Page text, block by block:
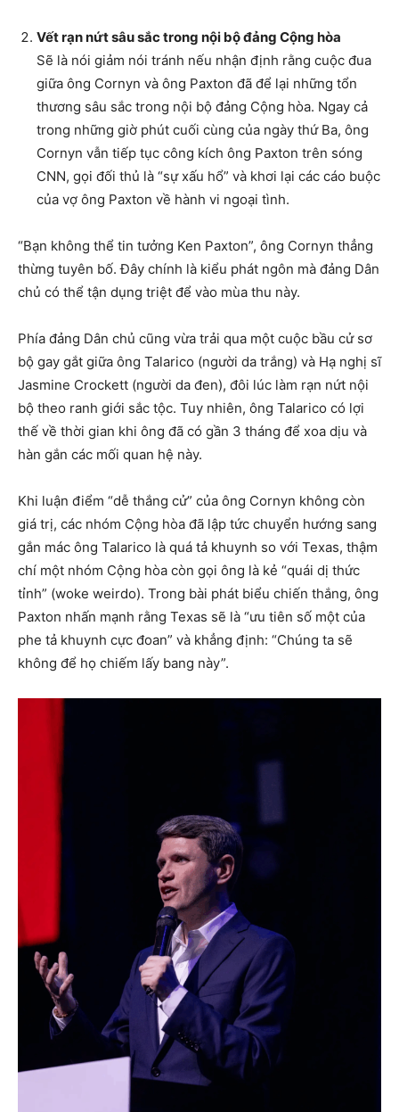
Vết rạn nứt sâu sắc trong nội bộ đảng Cộng hòa
Sẽ là nói giảm nói tránh nếu nhận định rằng cuộc đua
giữa ông Cornyn và ông Paxton đã để lại những tổn
thương sâu sắc trong nội bộ đảng Cộng hòa. Ngay cả
trong những giờ phút cuối cùng của ngày thứ Ba, ông
Cornyn vẫn tiếp tục công kích ông Paxton trên sóng
CNN, gọi đối thủ là “sự xấu hổ” và khơi lại các cáo buộc
của vợ ông Paxton về hành vi ngoại tình.
“Bạn không thể tin tưởng Ken Paxton”, ông Cornyn thẳng
thừng tuyên bố. Đây chính là kiểu phát ngôn mà đảng Dân
chủ có thể tận dụng triệt để vào mùa thu này.
Phía đảng Dân chủ cũng vừa trải qua một cuộc bầu cử sơ
bộ gay gắt giữa ông Talarico (người da trắng) và Hạ nghị sĩ
Jasmine Crockett (người da đen), đôi lúc làm rạn nứt nội
bộ theo ranh giới sắc tộc. Tuy nhiên, ông Talarico có lợi
thế về thời gian khi ông đã có gần 3 tháng để xoa dịu và
hàn gắn các mối quan hệ này.
Khi luận điểm “dễ thắng cử” của ông Cornyn không còn
giá trị, các nhóm Cộng hòa đã lập tức chuyển hướng sang
gắn mác ông Talarico là quá tả khuynh so với Texas, thậm
chí một nhóm Cộng hòa còn gọi ông là kẻ “quái dị thức
tỉnh” (woke weirdo). Trong bài phát biểu chiến thắng, ông
Paxton nhấn mạnh rằng Texas sẽ là “ưu tiên số một của
phe tả khuynh cực đoan” và khẳng định: “Chúng ta sẽ
không để họ chiếm lấy bang này”.